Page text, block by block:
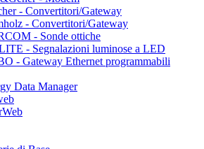
- Convertitori/Gateway
- Convertitori/Gateway
- Sonde ottiche
- Segnalazioni luminose a LED
- Gateway Ethernet programmabili
Data Manager